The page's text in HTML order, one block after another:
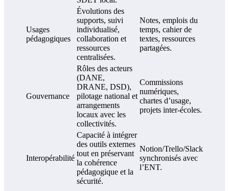
Usages
pédagogiques
Évolutions des
supports, suivi
individualisé,
collaboration et
ressources
centralisées.
Notes, emplois du
temps, cahier de
textes, ressources
partagées.
Gouvernance
Rôles des acteurs
(DANE,
DRANE, DSD),
pilotage national et
arrangements
locaux avec les
collectivités.
Commissions
numériques,
chartes d’usage,
projets inter-écoles.
Interopérabilité
Capacité à intégrer
des outils externes
tout en préservant
la cohérence
pédagogique et la
sécurité.
Notion/Trello/Slack
synchronisés avec
l’ENT.